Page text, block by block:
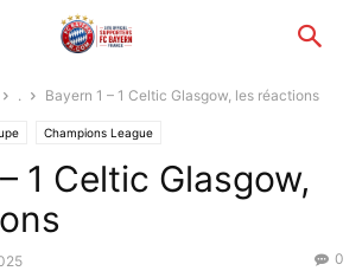
. Bayern 1 – 1 Celtic Glasgow, les réactions
Champions League
1 Celtic Glasgow,
0